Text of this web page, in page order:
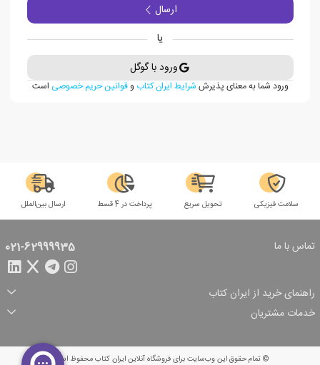
ارسال
یا
ورود با گوگل
ورود شما به معنای پذیرش شرایط ایران کتاب وقوانین حریم خصوصی است
سلامت فیزیکی تحویل سریع پرداخت در 4 قسط ارسال بین‌الملل
تماس با ما 021-62999935
راهنمای خرید از ایران کتاب
ثبت سفارش
شرایط ارسال سفارش
شیوه پرداخت
تخفیف‌های خرید
خدمات مشتریان
© تمام حقوق این وب‌سایت برای فروشگاه آنلاین ایران کتاب محفوظ است.